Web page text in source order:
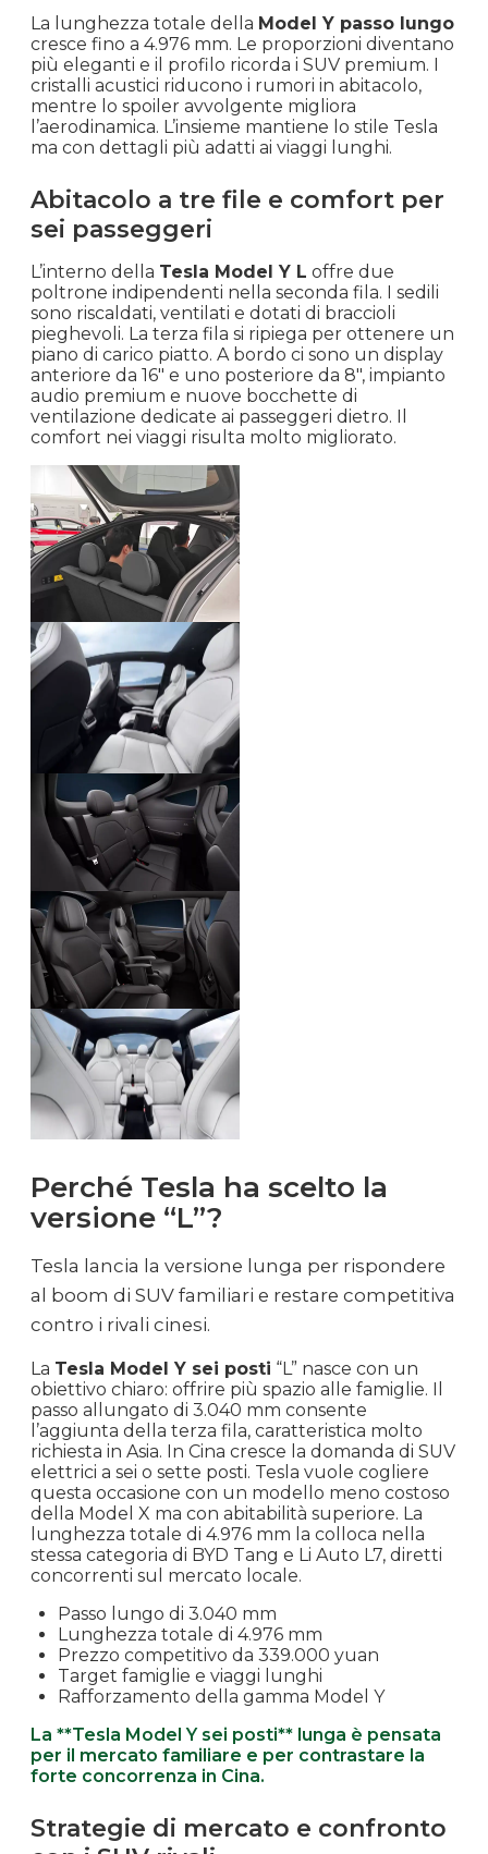
La lunghezza totale della Model Y passo lungo
cresce fino a 4.976 mm. Le proporzioni diventano
più eleganti e il profilo ricorda i SUV premium. I
cristalli acustici riducono i rumori in abitacolo,
mentre lo spoiler avvolgente migliora
l’aerodinamica. L’insieme mantiene lo stile Tesla
ma con dettagli più adatti ai viaggi lunghi.
Abitacolo a tre file e comfort per
sei passeggeri
L’interno della Tesla Model Y L offre due
poltrone indipendenti nella seconda fila. I sedili
sono riscaldati, ventilati e dotati di braccioli
pieghevoli. La terza fila si ripiega per ottenere un
piano di carico piatto. A bordo ci sono un display
anteriore da 16″ e uno posteriore da 8″, impianto
audio premium e nuove bocchette di
ventilazione dedicate ai passeggeri dietro. Il
comfort nei viaggi risulta molto migliorato.
Perché Tesla ha scelto la
versione “L”?
Tesla lancia la versione lunga per rispondere
al boom di SUV familiari e restare competitiva
contro i rivali cinesi.
La Tesla Model Y sei posti “L” nasce con un
obiettivo chiaro: offrire più spazio alle famiglie. Il
passo allungato di 3.040 mm consente
l’aggiunta della terza fila, caratteristica molto
richiesta in Asia. In Cina cresce la domanda di SUV
elettrici a sei o sette posti. Tesla vuole cogliere
questa occasione con un modello meno costoso
della Model X ma con abitabilità superiore. La
lunghezza totale di 4.976 mm la colloca nella
stessa categoria di BYD Tang e Li Auto L7, diretti
concorrenti sul mercato locale.
Passo lungo di 3.040 mm
Lunghezza totale di 4.976 mm
Prezzo competitivo da 339.000 yuan
Target famiglie e viaggi lunghi
Rafforzamento della gamma Model Y
La **Tesla Model Y sei posti** lunga è pensata
per il mercato familiare e per contrastare la
forte concorrenza in Cina.
Strategie di mercato e confronto